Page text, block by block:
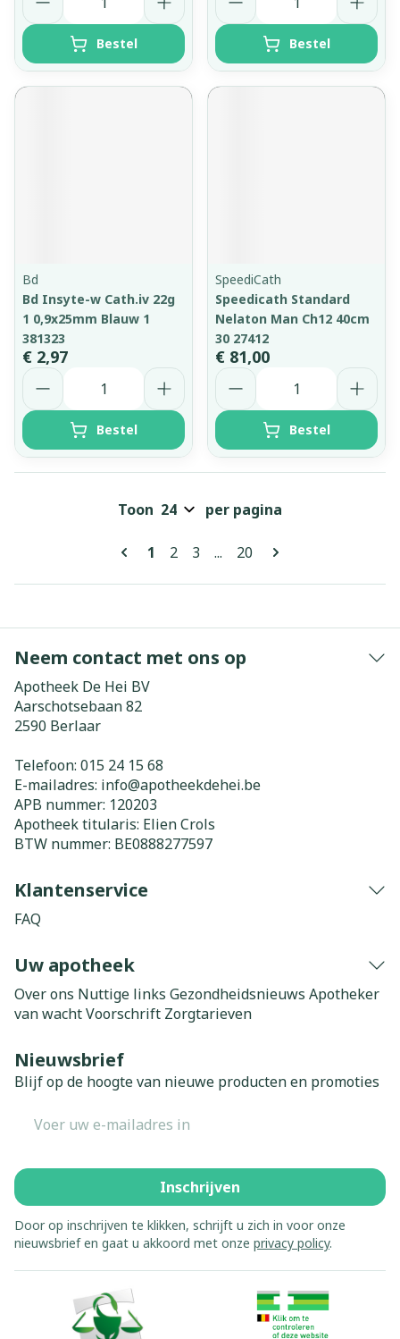
Bestel Bestel
Bd
Bd Insyte-w Cath.iv 22g
1 0,9x25mm Blauw 1
381323
€ 2,97
Aantal
Bestel
SpeediCath
Speedicath Standard
Nelaton Man Ch12 40cm
30 27412
€ 81,00
Aantal
Bestel
Pagina's
U lees momenteel pagina
1 Pagina
2 Pagina
3 ... Pagina
20
Toon per pagina
Neem contact met ons op
Apotheek De Hei BV
Aarschotsebaan 82
2590 Berlaar
Telefoon: 015 24 15 68
E-mailadres: info@apotheekdehei.be
APB nummer: 120203
Apotheek titularis: Elien Crols
BTW nummer: BE0888277597
Klantenservice
FAQ
Uw apotheek
Over ons Nuttige links Gezondheidsnieuws Apotheker
van wachtVoorschrift Zorgtarieven
Nieuwsbrief
Blijf op de hoogte van nieuwe producten en promoties
Inschrijven
Door op inschrijven te klikken, schrijft u zich in voor onze
nieuwsbrief en gaat u akkoord met onze privacy policy.